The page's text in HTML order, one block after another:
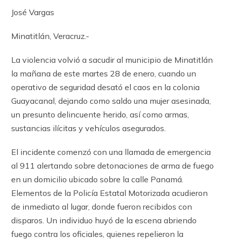
José Vargas
Minatitlán, Veracruz.-
La violencia volvió a sacudir al municipio de Minatitlán
la mañana de este martes 28 de enero, cuando un
operativo de seguridad desató el caos en la colonia
Guayacanal, dejando como saldo una mujer asesinada,
un presunto delincuente herido, así como armas,
sustancias ilícitas y vehículos asegurados.
El incidente comenzó con una llamada de emergencia
al 911 alertando sobre detonaciones de arma de fuego
en un domicilio ubicado sobre la calle Panamá.
Elementos de la Policía Estatal Motorizada acudieron
de inmediato al lugar, donde fueron recibidos con
disparos. Un individuo huyó de la escena abriendo
fuego contra los oficiales, quienes repelieron la